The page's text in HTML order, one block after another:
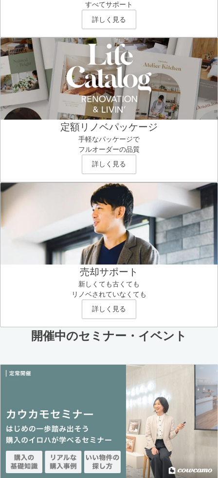
すべてサポート
詳しく見る
定額リノベパッケージ
手軽なパッケージで
フルオーダーの品質
詳しく見る
売却サポート
新しくても古くても
リノベされていなくても
詳しく見る
開催中のセミナー・イベント